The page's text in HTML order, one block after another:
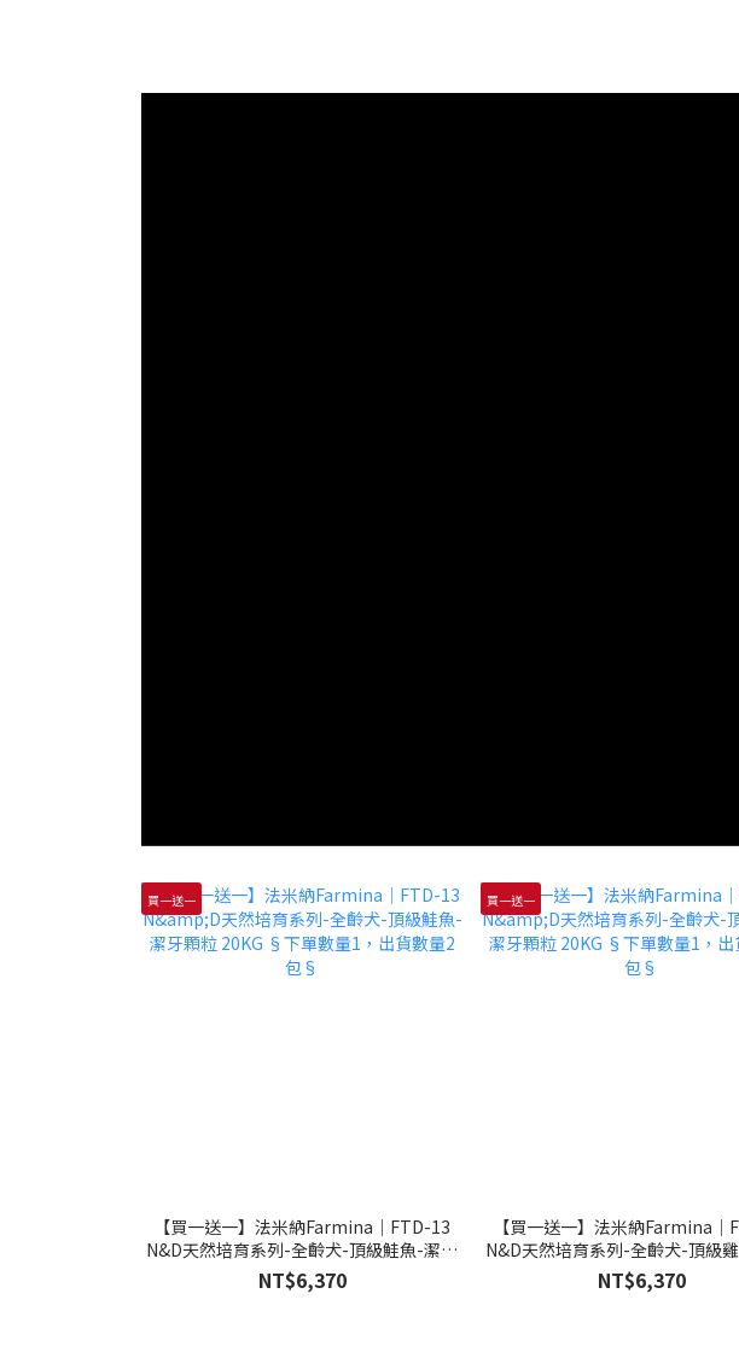
買一送一
【買一送一】法米納Farmina｜FTD-13
N&D天然培育系列-全齡犬-頂級鮭魚-潔牙
顆粒 20KG §下單數量1，出貨數量2包§
NT$6,370
買一送一
【買一送一】法米納Farmina｜
N&D天然培育系列-全齡犬-頂級
顆粒 20KG §下單數量1，出貨數
NT$6,370